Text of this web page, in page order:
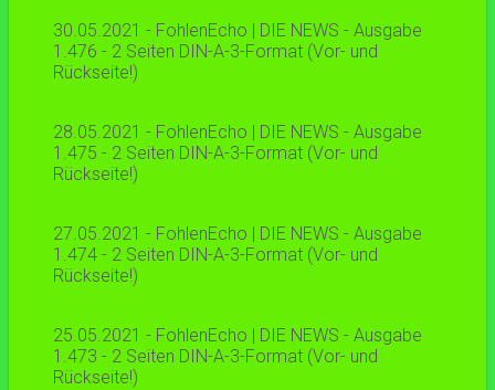
30.05.2021 - FohlenEcho | DIE NEWS - Ausgabe
1.476 - 2 Seiten DIN-A-3-Format (Vor- und
Rückseite!)
28.05.2021 - FohlenEcho | DIE NEWS - Ausgabe
1.475 - 2 Seiten DIN-A-3-Format (Vor- und
Rückseite!)
27.05.2021 - FohlenEcho | DIE NEWS - Ausgabe
1.474 - 2 Seiten DIN-A-3-Format (Vor- und
Rückseite!)
25.05.2021 - FohlenEcho | DIE NEWS - Ausgabe
1.473 - 2 Seiten DIN-A-3-Format (Vor- und
Rückseite!)